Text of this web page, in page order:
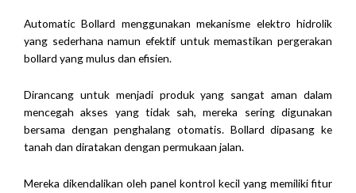
Automatic Bollard menggunakan mekanisme elektro hidrolik
yang sederhana namun efektif untuk memastikan pergerakan
bollard yang mulus dan efisien.
Dirancang untuk menjadi produk yang sangat aman dalam
mencegah akses yang tidak sah, mereka sering digunakan
bersama dengan penghalang otomatis. Bollard dipasang ke
tanah dan diratakan dengan permukaan jalan.
Mereka dikendalikan oleh panel kontrol kecil yang memiliki fitur